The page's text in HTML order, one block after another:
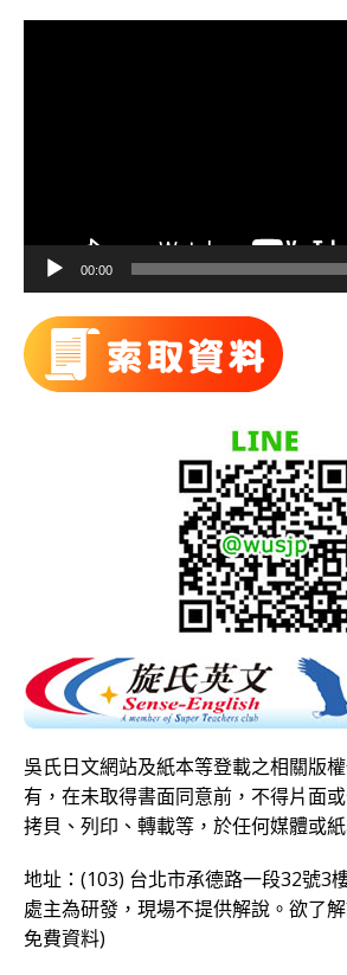
00:00
吳氏日文網站及紙本等登載之相關版
有，在未取得書面同意前，不得片面
拷貝、列印、轉載等，於任何媒體或紙
地址：(103) 台北市承德路一段32號3
處主為研發，現場不提供解說。欲了
免費資料)